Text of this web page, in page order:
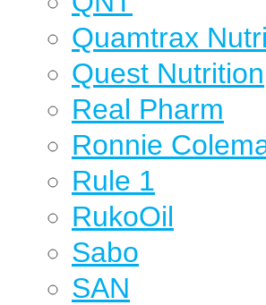
Quamtrax
Quest Nutrition
Real Pharm
Ronnie
Rule 1
RukoOil
Sabo
SAN